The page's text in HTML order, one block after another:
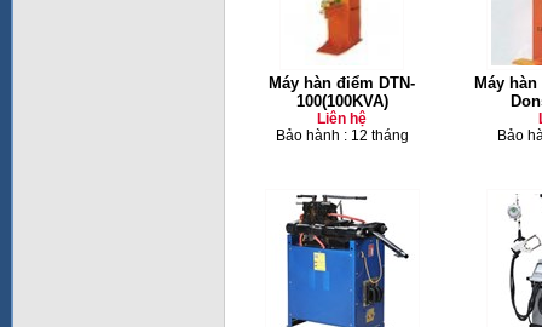
Máy hàn điểm DTN-
100(100KVA)
Liên hệ
Bảo hành : 12 tháng
Máy
Bảo